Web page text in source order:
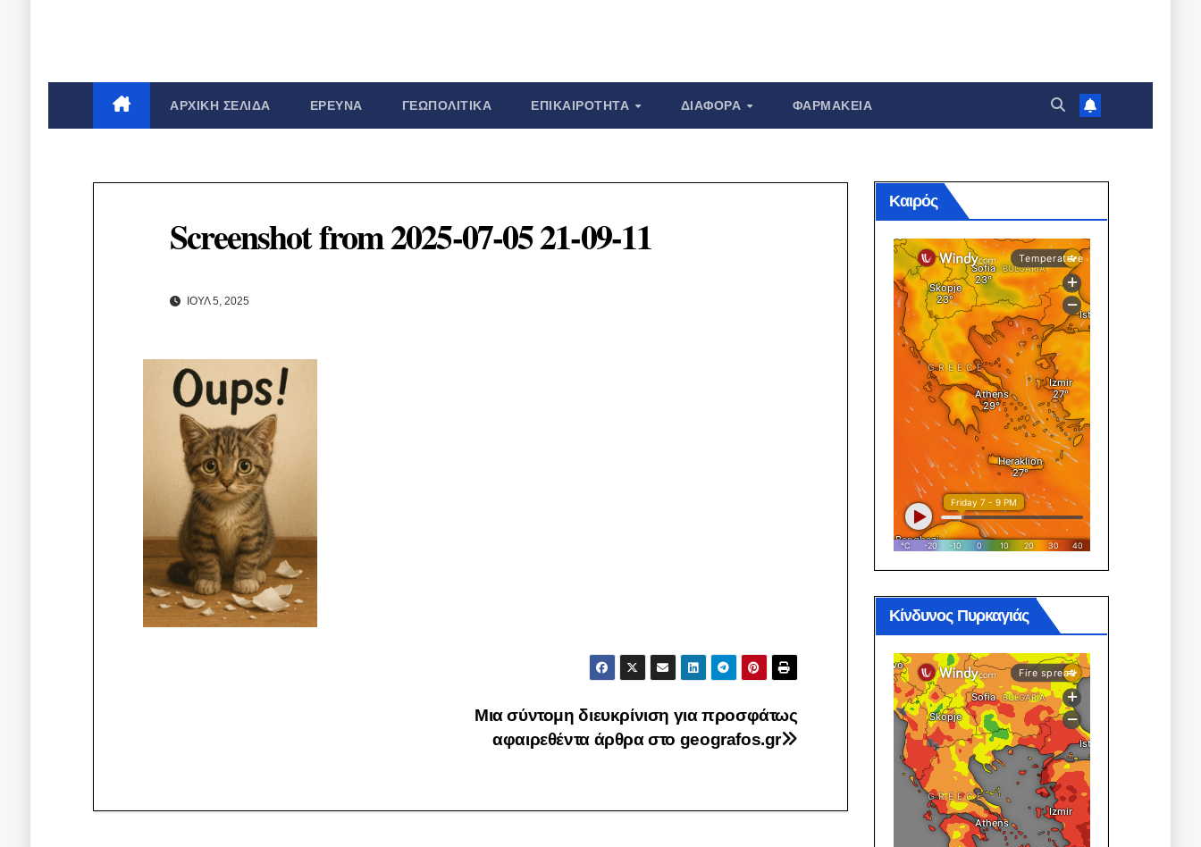
ΑΡΧΙΚΉ ΣΕΛΊΔΑ ΈΡΕΥΝΑ ΓΕΩΠΟΛΙΤΙΚΆ ΕΠΙΚΑΙΡΌΤΗΤΑ ΔΙΆΦΟΡΑ ΦΑΡΜΑΚΕΊΑ
Screenshot from 2025-07-05 21-09-11
ΙΟΎΛ 5, 2025
Μια σύντομη διευκρίνιση για προσφάτως
αφαιρεθέντα άρθρα στο geografos.gr
Καιρός
Κίνδυνος Πυρκαγιάς